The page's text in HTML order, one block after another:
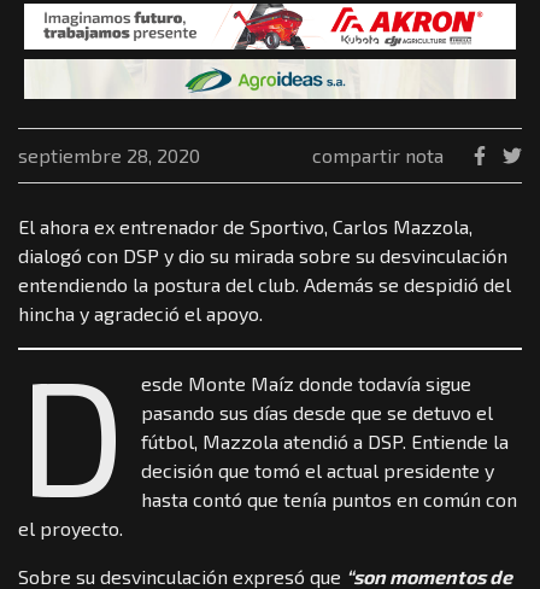
septiembre 28, 2020 compartir nota
El ahora ex entrenador de Sportivo, Carlos Mazzola,
dialogó con DSP y dio su mirada sobre su desvinculación
entendiendo la postura del club. Además se despidió del
hincha y agradeció el apoyo.
D
esde Monte Maíz donde todavía sigue
pasando sus días desde que se detuvo el
fútbol, Mazzola atendió a DSP. Entiende la
decisión que tomó el actual presidente y
hasta contó que tenía puntos en común con
el proyecto.
Sobre su desvinculación expresó que “son momentos de